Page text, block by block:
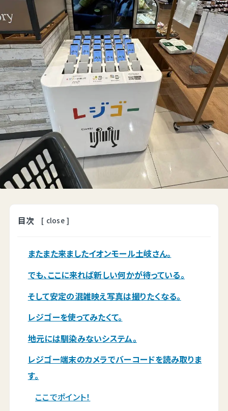
目次 [ close ]
またまた来ましたイオンモール土岐さん。
でも、ここに来れば新しい何かが待っている。
そして安定の混雑映え写真は撮りたくなる。
レジゴーを使ってみたくて。
地元には馴染みないシステム。
レジゴー端末のカメラでバーコードを読み取りま
す。
ここでポイント！